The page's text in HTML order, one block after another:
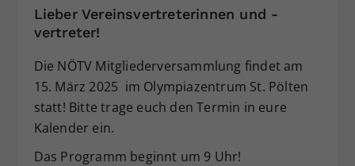
Lieber Vereinsvertreterinnen und -
vertreter!
Die NÖTV Mitgliederversammlung findet am
15. März 2025 im Olympiazentrum St. Pölten
statt! Bitte trage euch den Termin in eure
Kalender ein.
Das Programm beginnt um 9 Uhr!
Zweck
Dieser Wert speichert Ihre Consent-
historische Speicherung Ihrer
vorgenommen Einstellungen, falls der
Webseiten-Betreiber dies eingestellt